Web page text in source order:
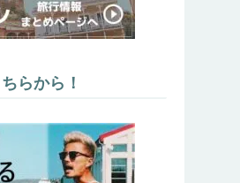
らから！